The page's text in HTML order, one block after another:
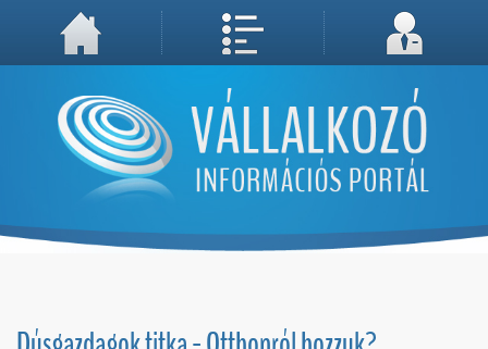
A weboldal használatával Ön elfogadja, hogy Cookie-kat (sütiket) tároljunk számítógépén. A sütik a weboldal megfelelő működéséhez
Megértettem, folytatás...